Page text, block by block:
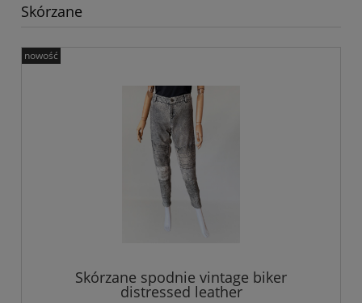
Skórzane
Skórzane spodnie vintage biker
distressed leather
nowość